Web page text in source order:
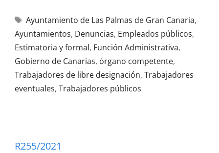
Ayuntamiento de Las Palmas de Gran Canaria,
Ayuntamientos, Denuncias, Empleados públicos,
Estimatoria y formal, Función Administrativa,
Gobierno de Canarias, órgano competente,
Trabajadores de libre designación, Trabajadores
eventuales, Trabajadores públicos
R255/2021